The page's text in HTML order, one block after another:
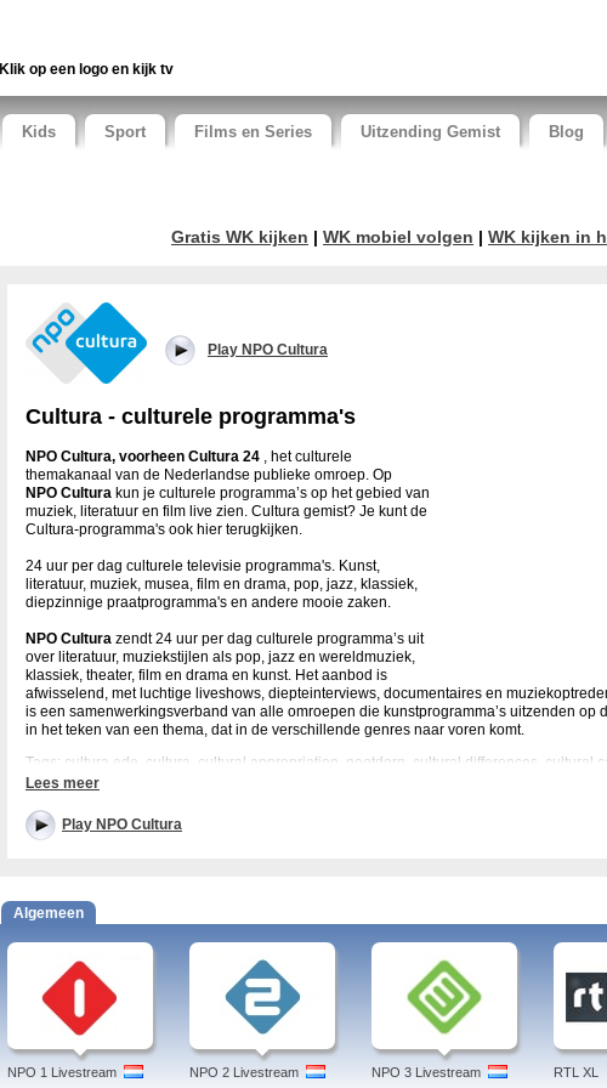
Klik op een logo en kijk tv
Kids Sport Films en Series Uitzending Gemist Blog
Gratis WK kijken | WK mobiel volgen | WK kijken in
Play NPO Cultura
Cultura - culturele programma's
NPO Cultura, voorheen Cultura 24 , het culturele
themakanaal van de Nederlandse publieke omroep. Op
NPO Cultura kun je culturele programma’s op het gebied van
muziek, literatuur en film live zien. Cultura gemist? Je kunt de
Cultura-programma's ook hier terugkijken.
24 uur per dag culturele televisie programma's. Kunst,
literatuur, muziek, musea, film en drama, pop, jazz, klassiek,
diepzinnige praatprogramma's en andere mooie zaken.
NPO Cultura zendt 24 uur per dag culturele programma’s uit
over literatuur, muziekstijlen als pop, jazz en wereldmuziek,
klassiek, theater, film en drama en kunst. Het aanbod is
afwisselend, met luchtige liveshows, diepteinterviews, documentaires en
is een samenwerkingsverband van alle omroepen die kunstprogramma’s uitzenden op
in het teken van een thema, dat in de verschillende genres naar voren komt.
Tags: cultura ede, cultura, cultural appropriation, nootdorp, cultural differences, cultural
cultural diversity, cultural governance, cultura 24, cultura andijk
De belangrijkste programma’s die op NPO
3voor12wordt aandacht besteed aan de nieuwste muziek. Aanstormende talenten
songwriter krijgen bij 3voor12 een podium.
Kunststof TV
is een live talkshow over kunst en cultuur met interessante gasten uit de
reportages en live muziek.
Andere programma’s op NPO Cultura:
Koefnoen, Cash op Zolder, VPRO Klassiek, Sterren op het doek, Artmen, AVRO Close
Lees meer
Play NPO Cultura
Algemeen
NPO 1 Livestream NPO 2 Livestream NPO 3 Livestream RTL XL